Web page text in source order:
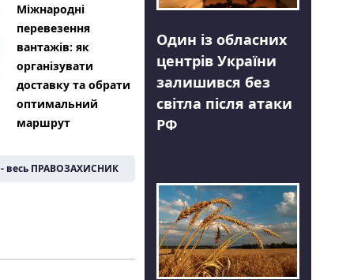
Міжнародні
перевезення
вантажів: як
організувати
доставку та обрати
оптимальний
маршрут
- весь ПРАВОЗАХИСНИК
Один із обласних
центрів України
залишився без
світла після атаки
РФ